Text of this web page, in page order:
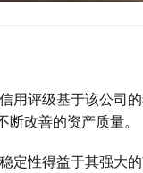
评级基于该公司
改善的资产质量。
定性得益于其强大